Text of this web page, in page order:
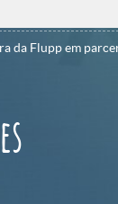
da Flupp em